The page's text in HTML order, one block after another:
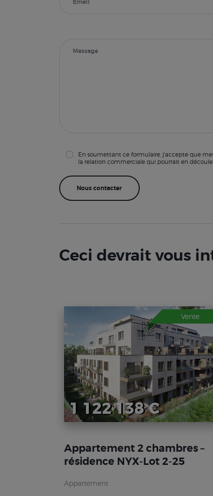
En soumettant ce formulaire, j'accepte que
la relation commerciale qui pourrait en
Ceci devrait vous
Vente
1 122 138 €
Appartement 2 chambres –
résidence NYX-Lot 2-25
Appartement